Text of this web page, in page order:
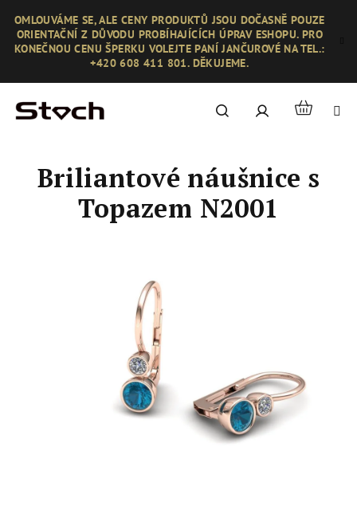
obsah
OMLOUVÁME SE, ALE CENY PRODUKTŮ JSOU DOČASNĚ POUZE
ORIENTAČNÍ Z DŮVODU PROBÍHAJÍCÍCH ÚPRAV ESHOPU. PRO
KONEČNOU CENU ŠPERKU VOLEJTE PANÍ JANČUROVÉ NA TEL.:
+420 608 411 801. DĚKUJEME.
Hledat PřihlášeníNákupní
Briliantové náušnice s
Topazem N2001